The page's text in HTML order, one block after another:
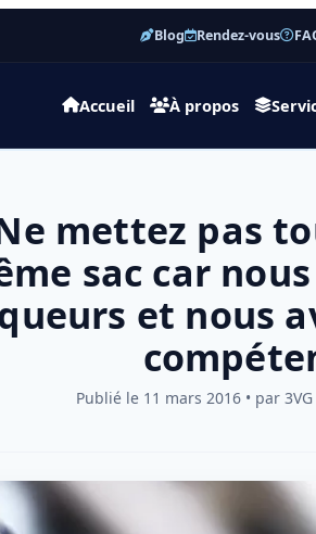
Blog Rendez-vous
Accueil À propos
mettez pas
sac car
et nous
Publié le 11 mars 2016 • par